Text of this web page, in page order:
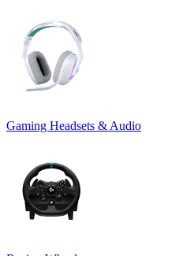
Gaming Headsets & Audio